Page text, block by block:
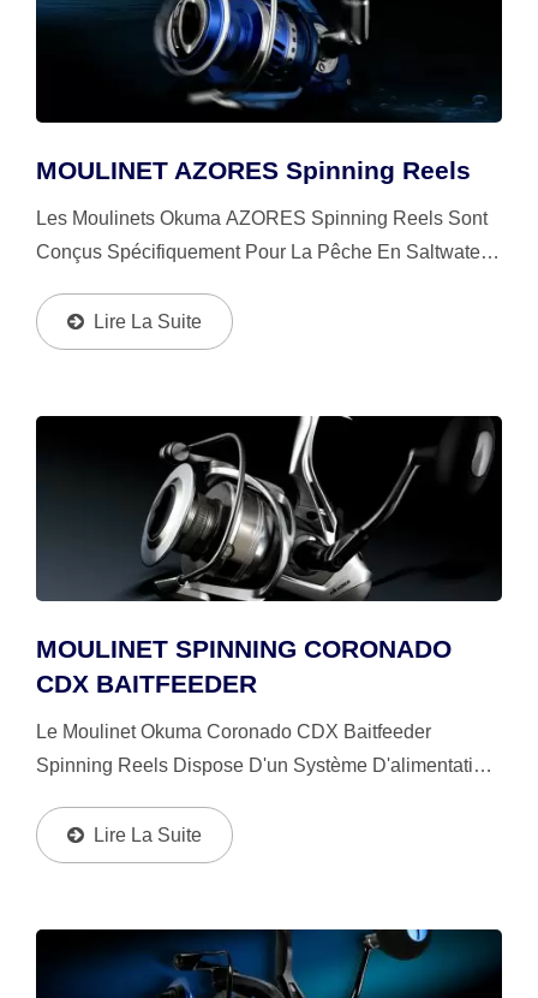
MOULINET AZORES Spinning Reels
Les Moulinets Okuma AZORES Spinning Reels Sont
Conçus Spécifiquement Pour La Pêche En Saltwater.
Et Un Design Intérieur Breveté, AZORES Est
Beaucoup...
Lire La Suite
MOULINET SPINNING CORONADO
CDX BAITFEEDER
Le Moulinet Okuma Coronado CDX Baitfeeder
Spinning Reels Dispose D'un Système D'alimentation
Pêcheurs De Désengager Le Bobinage De Leur
Moulinet Et De Laisser...
Lire La Suite